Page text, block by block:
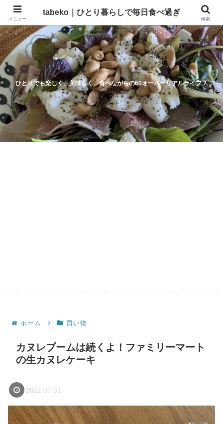
ひとりでも楽しく、美味しく、食べながらの60オーバーリアルライフ？
ホーム 買い物
カヌレブームは続くよ！ファミリーマート
の生カヌレケーキ
2022.07.01
メニュー
tabeko｜ひとり暮らしで毎日食べ過ぎ
検索